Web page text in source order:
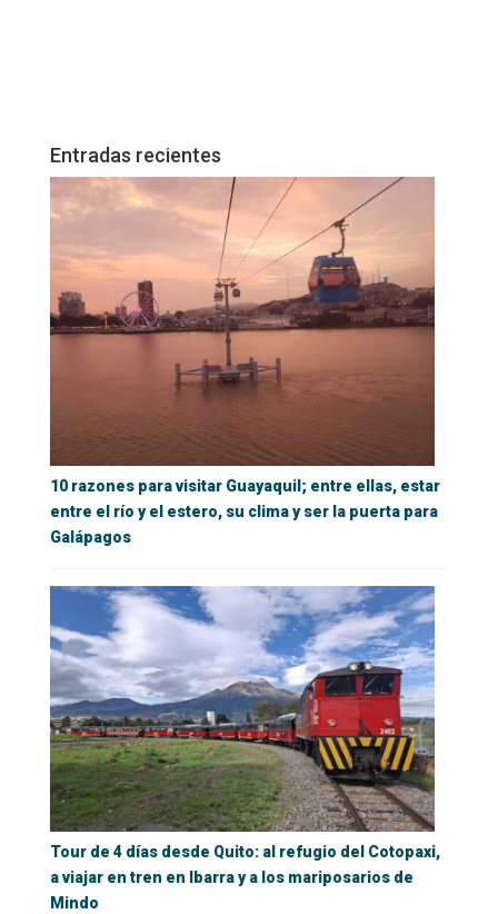
Entradas recientes
10 razones para visitar Guayaquil; entre ellas, estar
entre el río y el estero, su clima y ser la puerta para
Galápagos
Tour de 4 días desde Quito: al refugio del Cotopaxi,
a viajar en tren en Ibarra y a los mariposarios de
Mindo